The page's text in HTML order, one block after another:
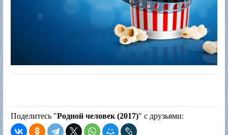
Поделитесь "Родной человек (2017)" с друзьями: